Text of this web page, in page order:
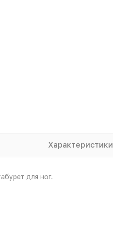
Характеристики
для ног.